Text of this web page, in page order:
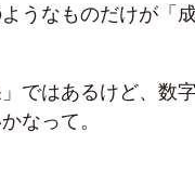
うなものだけが「
ではあるけど、数
なって。